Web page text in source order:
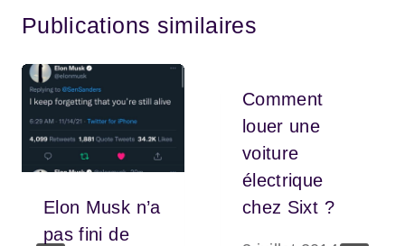
Publications similaires
Elon Musk n’a
pas fini de
Comment
louer une
voiture
électrique
chez Sixt ?